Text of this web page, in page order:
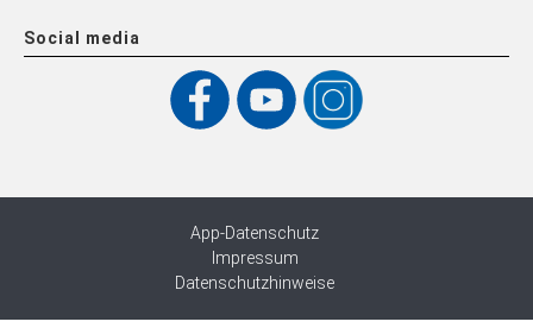
Social media
App-Datenschutz
Impressum
Datenschutzhinweise